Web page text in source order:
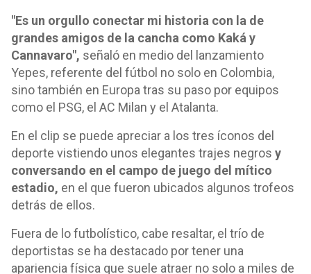
"Es un orgullo conectar mi historia con la de
grandes amigos de la cancha como Kaká y
Cannavaro", señaló en medio del lanzamiento
Yepes, referente del fútbol no solo en Colombia,
sino también en Europa tras su paso por equipos
como el PSG, el AC Milan y el Atalanta.
En el clip se puede apreciar a los tres íconos del
deporte vistiendo unos elegantes trajes negros y
conversando en el campo de juego del mítico
estadio, en el que fueron ubicados algunos trofeos
detrás de ellos.
Fuera de lo futbolístico, cabe resaltar, el trío de
deportistas se ha destacado por tener una
apariencia física que suele atraer no solo a miles de